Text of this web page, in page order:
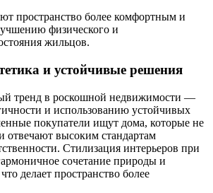
пространство более комфортным и
физического и
жильцов.
и устойчивые решения
тренд в роскошной недвижимости —
и использованию устойчивых
покупатели ищут дома, которые не
отвечают высоким стандартам
Стилизация интерьеров при
сочетание природы и
делает пространство более